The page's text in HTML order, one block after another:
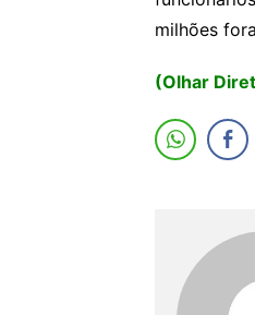
milhões
(Olhar